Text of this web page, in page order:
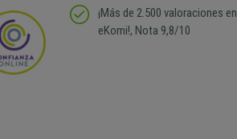
¡Más de 2.500 valoraciones en
eKomi!, Nota 9,8/10